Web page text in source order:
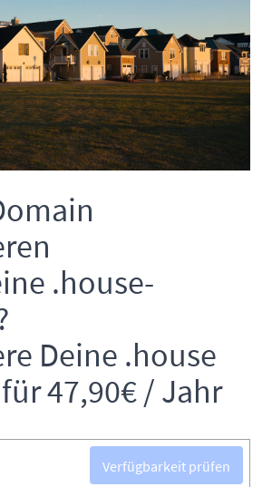
.house-
Deine .house
47,90€ / Jahr
Verfügbarkeit prüfen